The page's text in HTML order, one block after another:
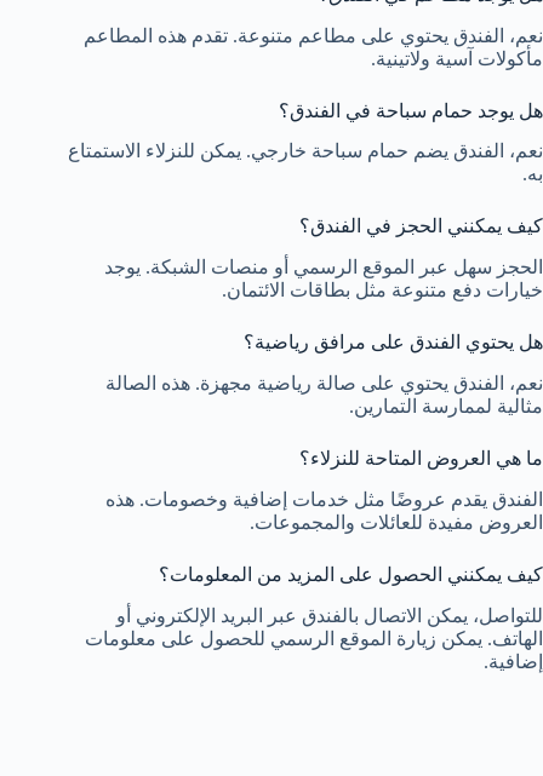
نعم، الفندق يحتوي على مطاعم متنوعة. تقدم هذه المطاعم
مأكولات آسية ولاتينية.
هل يوجد حمام سباحة في الفندق؟
نعم، الفندق يضم حمام سباحة خارجي. يمكن للنزلاء الاستمتاع
به.
كيف يمكنني الحجز في الفندق؟
الحجز سهل عبر الموقع الرسمي أو منصات الشبكة. يوجد
خيارات دفع متنوعة مثل بطاقات الائتمان.
هل يحتوي الفندق على مرافق رياضية؟
نعم، الفندق يحتوي على صالة رياضية مجهزة. هذه الصالة
مثالية لممارسة التمارين.
ما هي العروض المتاحة للنزلاء؟
الفندق يقدم عروضًا مثل خدمات إضافية وخصومات. هذه
العروض مفيدة للعائلات والمجموعات.
كيف يمكنني الحصول على المزيد من المعلومات؟
للتواصل، يمكن الاتصال بالفندق عبر البريد الإلكتروني أو
الهاتف. يمكن زيارة الموقع الرسمي للحصول على معلومات
إضافية.